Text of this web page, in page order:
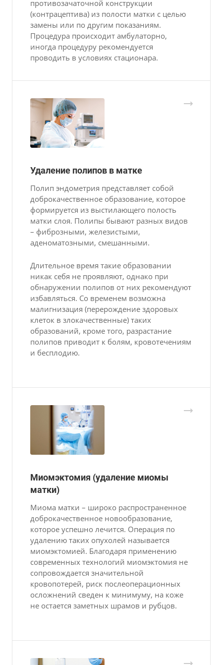
противозачаточной конструкции
(контрацептива) из полости матки с целью
замены или по другим показаниям.
Процедура происходит амбулаторно,
иногда процедуру рекомендуется
проводить в условиях стационара.
Удаление полипов в матке
Полип эндометрия представляет собой
доброкачественное образование, которое
формируется из выстилающего полость
матки слоя. Полипы бывают разных видов
– фиброзными, железистыми,
аденоматозными, смешанными.
Длительное время такие образовании
никак себя не проявляют, однако при
обнаружении полипов от них рекомендуют
избавляться. Со временем возможна
малигнизация (перерождение здоровых
клеток в злокачественные) таких
образований, кроме того, разрастание
полипов приводит к болям, кровотечениям
и бесплодию.
Миомэктомия (удаление миомы
матки)
Миома матки – широко распространенное
доброкачественное новообразование,
которое успешно лечится. Операция по
удалению таких опухолей называется
миомэктомией. Благодаря применению
современных технологий миомэктомия не
сопровождается значительной
кровопотерей, риск послеоперационных
осложнений сведен к минимуму, на коже
не остается заметных шрамов и рубцов.